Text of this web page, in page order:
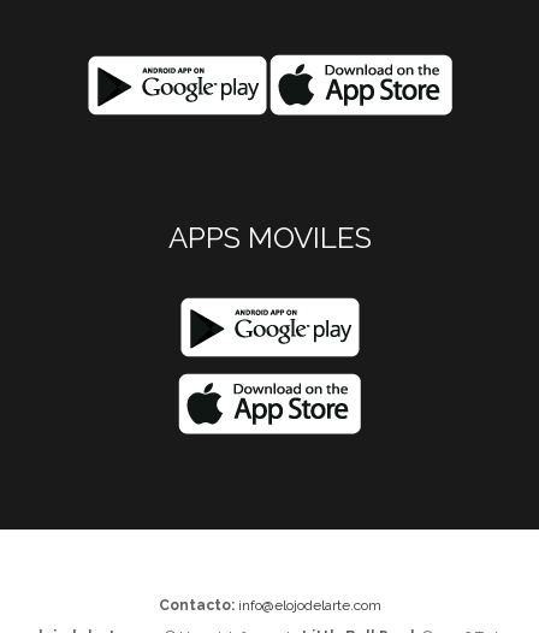
APPS MOVILES
Contacto: info@elojodelarte.com